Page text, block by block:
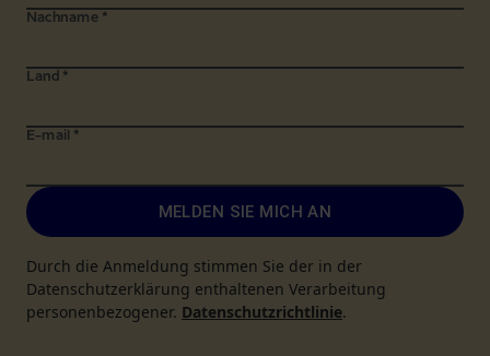
Nachname *
Land *
E-mail *
MELDEN SIE MICH AN
Durch die Anmeldung stimmen Sie der in der
Datenschutzerklärung enthaltenen Verarbeitung
personenbezogener. Datenschutzrichtlinie.